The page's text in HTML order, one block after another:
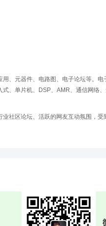
、元器件、电路图、电子论坛等。
、单片机、DSP、AMR、通信网络
社区论坛、活跃的网友互动氛围，